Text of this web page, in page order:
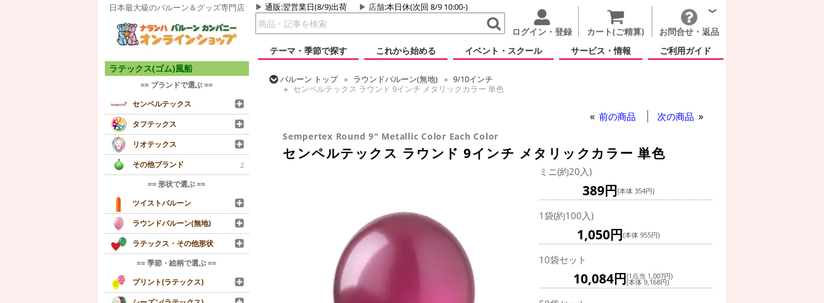
日本最大級のバルーン＆グッズ専門店 通販:翌営業日(8/9)出荷 店舗:本日休(次回 8/9 10:00-)
ログイン・登録 カート(ご精算)
お問合せ・返品
テーマ・季節で探す
これから始める イベント・スクール サービス・情報 ご利用ガイド
ラテックス(ゴム)風船
== ブランドで選ぶ ==
センペルテックス
タフテックス
リオテックス
その他ブランド
2
== 形状で選ぶ ==
ツイストバルーン
ラウンドバルーン(無地)
ラテックス・その他形状
== 季節・絵柄で選ぶ ==
プリント(ラテックス)
バルーン トップ ラウンドバルーン(無地)
9/10インチ
センペルテックス ラウンド 9インチ メタリックカラー 単色
前の商品 次の商品
Sempertex Round 9" Metallic Color Each Color
センペルテックス ラウンド 9インチ メタリックカラー 単色
ミニ(約20入)
389円(本体 354円)
1袋(約100入)
1,050円(本体 955円)
10袋セット
10,084円(1点当 1,007円)
(本体 9,168円)